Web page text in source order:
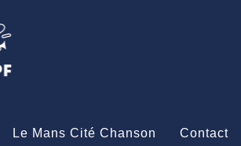
Le Mans Cité Chanson Contact